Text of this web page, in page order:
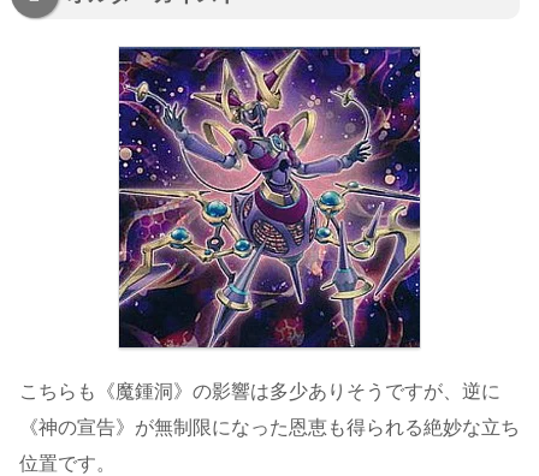
こちらも《魔鍾洞》の影響は多少ありそうですが、逆に
《神の宣告》が無制限になった恩恵も得られる絶妙な立ち
位置です。